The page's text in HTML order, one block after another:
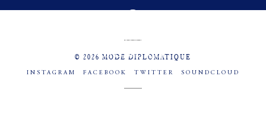
© 2026 MODE DIPLOMATIQUE
INSTAGRAM FACEBOOK TWITTER SOUNDCLOUD